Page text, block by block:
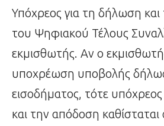
Υπόχρεος για τη δήλωση
του Ψηφιακού Τέλους
εκμισθωτής. Αν ο
υποχρέωση υποβολής
εισοδήματος, τότε
και την απόδοση